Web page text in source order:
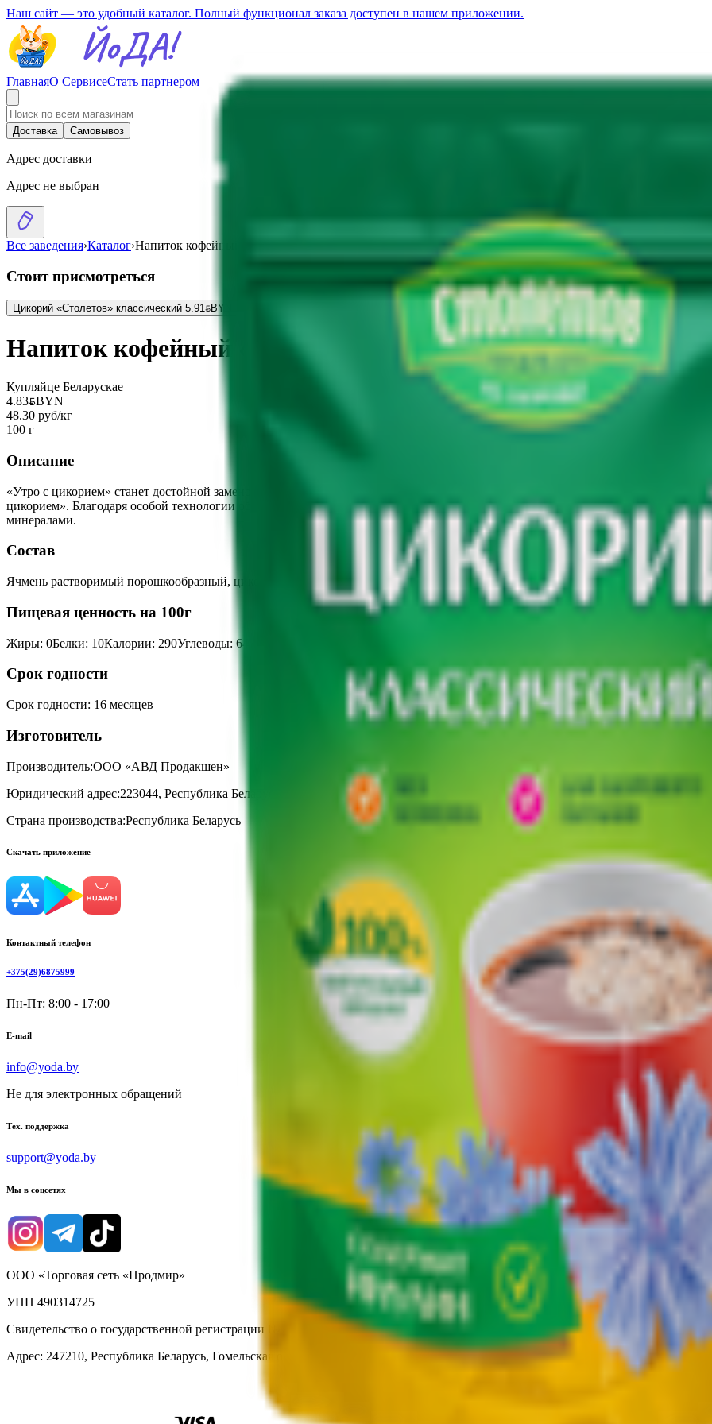
Наш сайт — это удобный каталог. Полный функционал заказа доступен в нашем приложении.
ГлавнаяО СервисеСтать партнером
Доставка Самовывоз
Адрес доставки
Адрес не выбран
Все заведения›Каталог›Напиток кофейный «Столетов» утро с цикорием
Стоит присмотреться
Цикорий «Столетов» классический 5.91BYNBYN
Напиток кофейный «Столетов» утро с цикорием
Купляйце Беларускае
4.83BYNBYN
48.30 руб/кг
100 г
Описание
«Утро с цикорием» станет достойной заменой привычному кофе. Только отборное ячменное зерно и бережно обработанный
цикорием». Благодаря особой технологии обжарки мы получаем ярко выраженный кофейный вкус и сохраняем все полезные
минералами.
Состав
Ячмень растворимый порошкообразный, цикорий растворимый порошкообразный.
Пищевая ценность на 100г
Жиры: 0Белки: 10Калории: 290Углеводы: 64
Срок годности
Срок годности: 16 месяцев
Изготовитель
Производитель:ООО «АВД Продакшен»
Юридический адрес:223044, Республика Беларусь, Минская обл., Минский р-н, Папернянский с/с, аг. Вишневка, ул.Восточная,6.
Страна производства:Республика Беларусь
Скачать приложение
Контактный телефон
+375(29)6875999
Пн-Пт: 8:00 - 17:00
E-mail
info@yoda.by
Не для электронных обращений
Тех. поддержка
support@yoda.by
Мы в соцсетях
ООО «Торговая сеть «Продмир»
УНП 490314725
Свидетельство о государственной регистрации № 490314725 от 30.05.2003г выдано Гомельским облисполкомом
Адрес: 247210, Республика Беларусь, Гомельская обл., г. Жлобин, ул. Козлова 2-А